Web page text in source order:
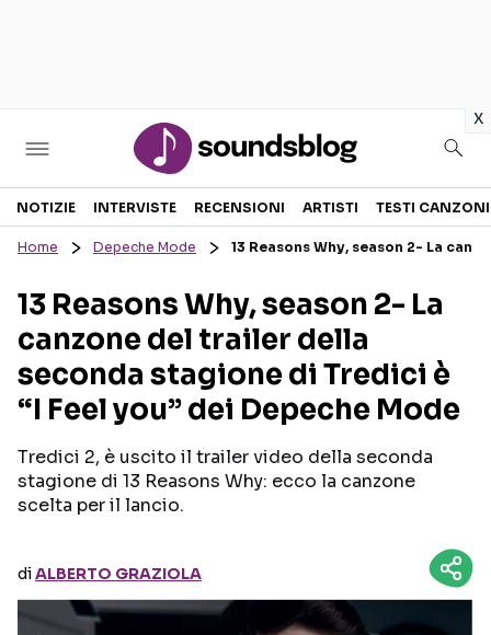
x
Sezioni
RECENSIONI MUSICALI
INTERVISTE
GOSSIP E CURIOSITÀ
TESTI CANZONI
TOUR ED EVENTI
TALENT SHOW
NOTIZIE INTERVISTE RECENSIONI ARTISTI TESTI CANZONI
Home Depeche Mode 13 Reasons Why, season 2- La
13 Reasons Why, season 2- La
canzone del trailer della
seconda stagione di Tredici è
“I Feel you” dei Depeche Mode
Tredici 2, è uscito il trailer video della seconda
stagione di 13 Reasons Why: ecco la canzone
scelta per il lancio.
diALBERTO GRAZIOLA